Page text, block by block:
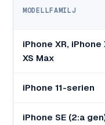
MODELLFAMILJ
iPhone XR, iPhone
XS Max
iPhone 11-serien
iPhone SE (2:a